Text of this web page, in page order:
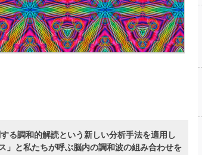
る調和的解読という新しい分析手法を適用し
」と私たちが呼ぶ脳内の調和波の組み合わせを